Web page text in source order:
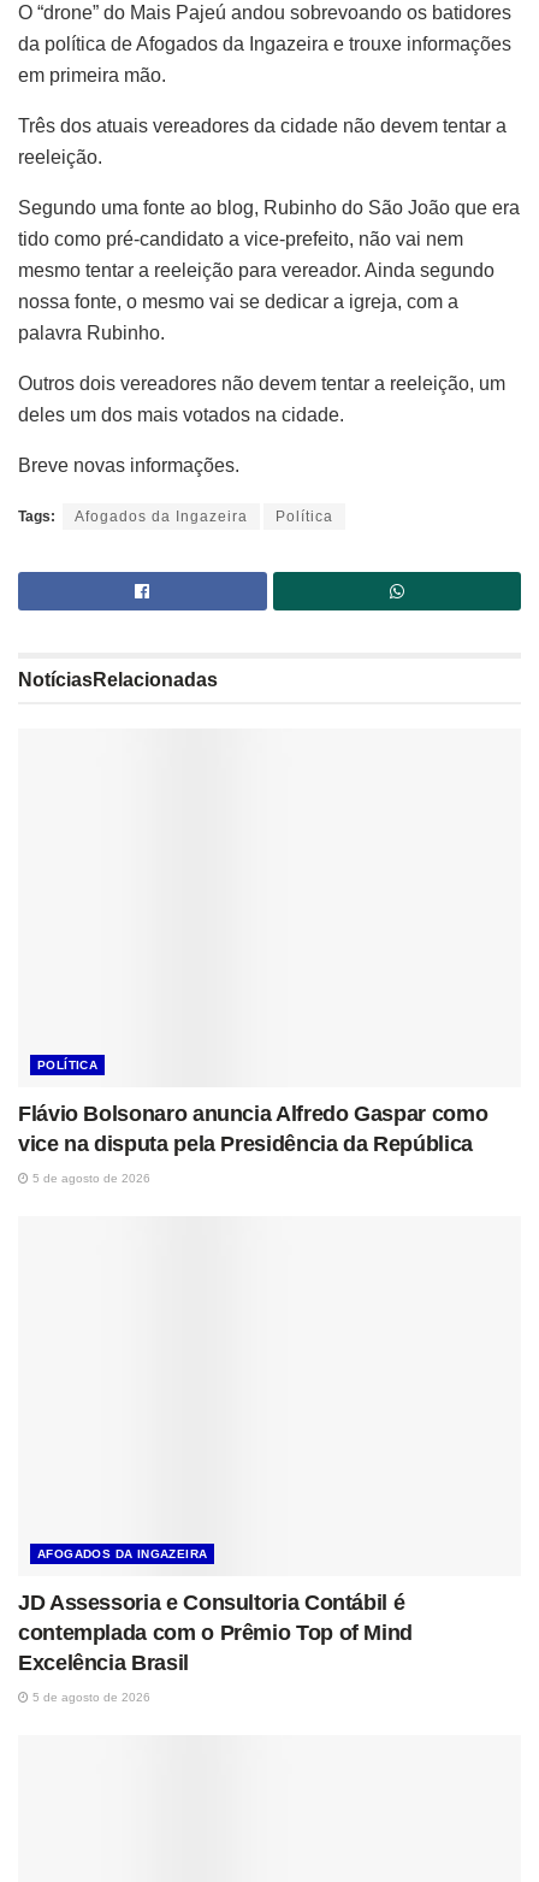
O “drone” do Mais Pajeú andou sobrevoando os batidores
da política de Afogados da Ingazeira e trouxe informações
em primeira mão.
Três dos atuais vereadores da cidade não devem tentar a
reeleição.
Segundo uma fonte ao blog, Rubinho do São João que era
tido como pré-candidato a vice-prefeito, não vai nem
mesmo tentar a reeleição para vereador. Ainda segundo
nossa fonte, o mesmo vai se dedicar a igreja, com a
palavra Rubinho.
Outros dois vereadores não devem tentar a reeleição, um
deles um dos mais votados na cidade.
Breve novas informações.
Tags: Afogados da Ingazeira Política
NotíciasRelacionadas
POLÍTICA
Flávio Bolsonaro anuncia Alfredo Gaspar como
vice na disputa pela Presidência da República
5 de agosto de 2026
AFOGADOS DA INGAZEIRA
JD Assessoria e Consultoria Contábil é
contemplada com o Prêmio Top of Mind
Excelência Brasil
5 de agosto de 2026